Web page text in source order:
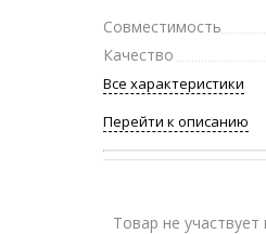
Совместимость
Качество
Все характеристики
Перейти к описанию
Товар не